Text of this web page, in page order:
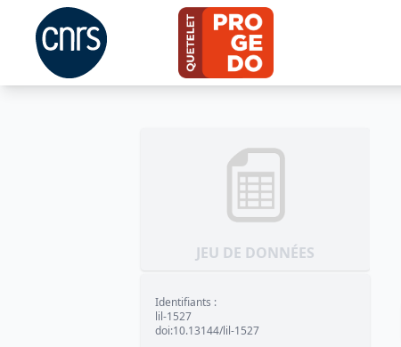
JEU DE DONNÉES
Identifiants :
lil-1527
doi:10.13144/lil-1527